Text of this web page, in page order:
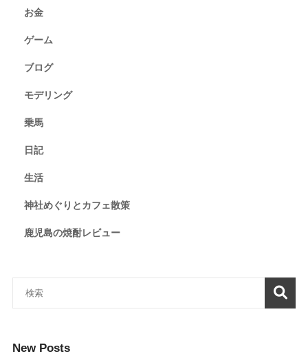
お金
ゲーム
ブログ
モデリング
乗馬
日記
生活
神社めぐりとカフェ散策
鹿児島の焼酎レビュー
New Posts